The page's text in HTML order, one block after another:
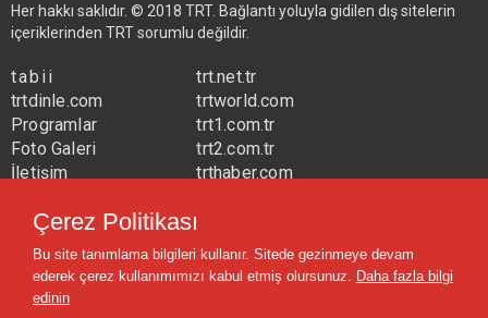
Her hakkı saklıdır. © 2018 TRT. Bağlantı yoluyla gidilen dış sitelerin
içeriklerinden TRT sorumlu değildir.
tabii
trtdinle.com
Programlar
Foto Galeri
İletişim
trt.net.tr
trtworld.com
trt1.com.tr
trt2.com.tr
trthaber.com
trtavaz.com.tr
trtmuzik.net.tr
trtcocuk.net.tr
Çerez Politikası
Bu site tanımlama bilgileri kullanır. Sitede gezinmeye devam
ederek çerez kullanımımızı kabul etmiş olursunuz. Daha fazla bilgi
edinin